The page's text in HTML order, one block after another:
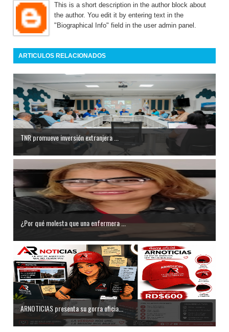
This is a short description in the author block about
the author. You edit it by entering text in the
"Biographical Info" field in the user admin panel.
ARTICULOS RELACIONADOS
TNR promueve inversión extranjera ...
¿Por qué molesta que una enfermera ...
ARNOTICIAS presenta su gorra oficia...